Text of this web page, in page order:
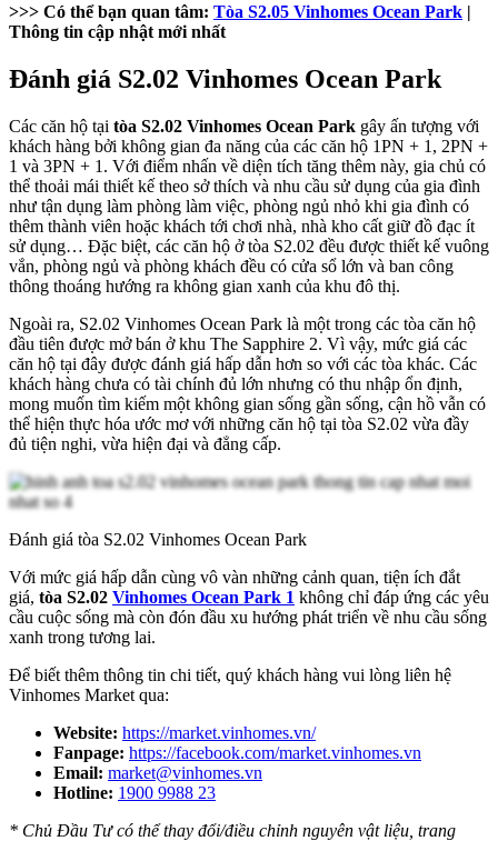
>>> Có thể bạn quan tâm: Tòa S2.05 Vinhomes Ocean Park |
Thông tin cập nhật mới nhất
Đánh giá S2.02 Vinhomes Ocean Park
Các căn hộ tại tòa S2.02 Vinhomes Ocean Park gây ấn tượng với
khách hàng bởi không gian đa năng của các căn hộ 1PN + 1, 2PN +
1 và 3PN + 1. Với điểm nhấn về diện tích tăng thêm này, gia chủ có
thể thoải mái thiết kế theo sở thích và nhu cầu sử dụng của gia đình
như tận dụng làm phòng làm việc, phòng ngủ nhỏ khi gia đình có
thêm thành viên hoặc khách tới chơi nhà, nhà kho cất giữ đồ đạc ít
sử dụng… Đặc biệt, các căn hộ ở tòa S2.02 đều được thiết kế vuông
vắn, phòng ngủ và phòng khách đều có cửa sổ lớn và ban công
thông thoáng hướng ra không gian xanh của khu đô thị.
Ngoài ra, S2.02 Vinhomes Ocean Park là một trong các tòa căn hộ
đầu tiên được mở bán ở khu The Sapphire 2. Vì vậy, mức giá các
căn hộ tại đây được đánh giá hấp dẫn hơn so với các tòa khác. Các
khách hàng chưa có tài chính đủ lớn nhưng có thu nhập ổn định,
mong muốn tìm kiếm một không gian sống gần sống, cận hồ vẫn có
thể hiện thực hóa ước mơ với những căn hộ tại tòa S2.02 vừa đầy
đủ tiện nghi, vừa hiện đại và đẳng cấp.
Đánh giá tòa S2.02 Vinhomes Ocean Park
Với mức giá hấp dẫn cùng vô vàn những cảnh quan, tiện ích đắt
giá, tòa S2.02 Vinhomes Ocean Park 1 không chỉ đáp ứng các yêu
cầu cuộc sống mà còn đón đầu xu hướng phát triển về nhu cầu sống
xanh trong tương lai.
Để biết thêm thông tin chi tiết, quý khách hàng vui lòng liên hệ
Vinhomes Market qua:
Website: https://market.vinhomes.vn/
Fanpage: https://facebook.com/market.vinhomes.vn
Email: market@vinhomes.vn
Hotline: 1900 9988 23
* Chủ Đầu Tư có thể thay đổi/điều chỉnh nguyên vật liệu, trang